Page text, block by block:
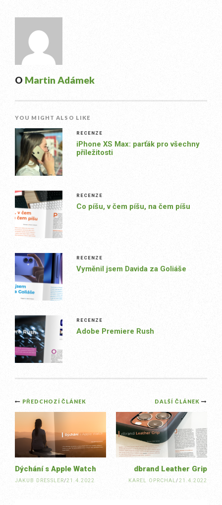
O Martin Adámek
YOU MIGHT ALSO LIKE
RECENZE
iPhone XS Max: parťák pro všechny
příležitosti
RECENZE
Co píšu, v čem píšu, na čem píšu
RECENZE
Vyměnil jsem Davida za Goliáše
RECENZE
Adobe Premiere Rush
Post
navigation
DALŠÍ ČLÁNEK
dbrand Leather Grip
KAREL OPRCHAL/21.4.2022
PŘEDCHOZÍ ČLÁNEK
Dýchání s Apple Watch
JAKUB DRESSLER/21.4.2022